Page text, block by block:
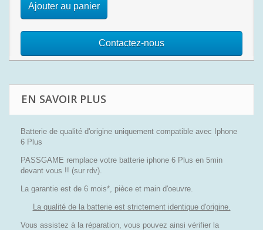
Ajouter au panier
Contactez-nous
EN SAVOIR PLUS
Batterie de qualité d'origine uniquement compatible avec Iphone
6 Plus
PASSGAME remplace votre batterie iphone 6 Plus en 5min
devant vous !! (sur rdv).
La garantie est de 6 mois*, pièce et main d'oeuvre.
La qualité de la batterie est strictement identique d'origine.
Vous assistez à la réparation, vous pouvez ainsi vérifier la